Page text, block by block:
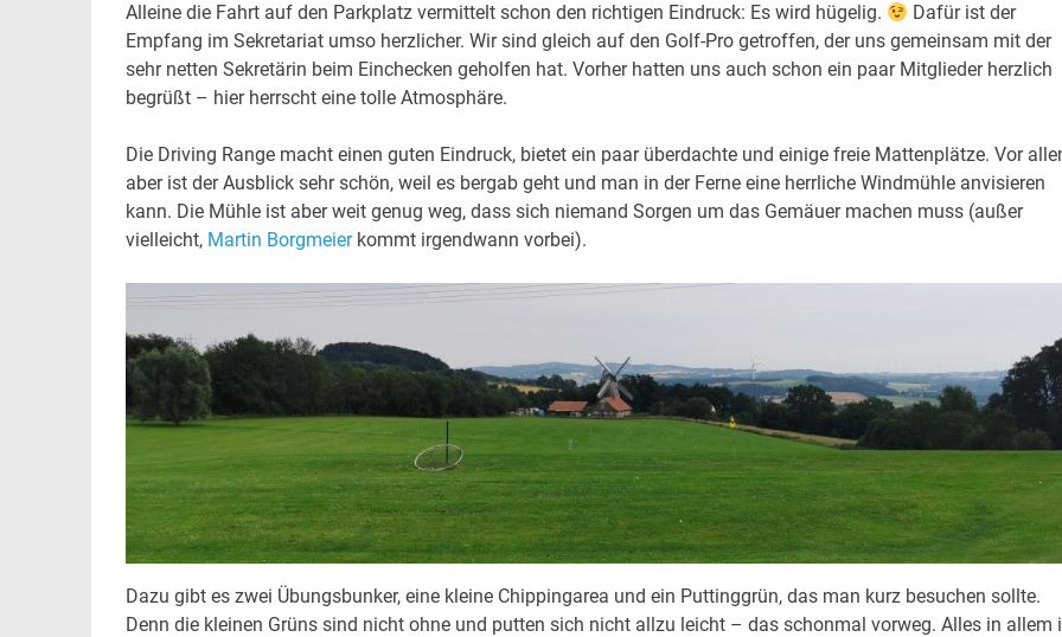
Alleine die Fahrt auf den Parkplatz vermittelt schon den richtigen Eindruck: Es wird hügelig.
Dafür ist der
Empfang im Sekretariat umso herzlicher. Wir sind gleich auf den Golf-Pro getroffen, der uns gemeinsam mit der
sehr netten Sekretärin beim Einchecken geholfen hat. Vorher hatten uns auch schon ein paar Mitglieder herzlich
begrüßt – hier herrscht eine tolle Atmosphäre.
Die Driving Range macht einen guten Eindruck, bietet ein paar überdachte und einige freie Mattenplätze. Vor
aber ist der Ausblick sehr schön, weil es bergab geht und man in der Ferne eine herrliche Windmühle anvisieren
kann. Die Mühle ist aber weit genug weg, dass sich niemand Sorgen um das Gemäuer machen muss (außer
vielleicht, Martin Borgmeierkommt irgendwann vorbei).
Dazu gibt es zwei Übungsbunker, eine kleine Chippingarea und ein Puttinggrün, das man kurz besuchen sollte.
Denn die kleinen Grüns sind nicht ohne und putten sich nicht allzu leicht – das schonmal vorweg. Alles in allem